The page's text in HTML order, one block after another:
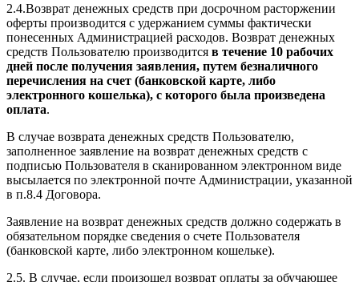
2.4.Возврат денежных средств при досрочном расторжении
оферты производится с удержанием суммы фактически
понесенных Администрацией расходов. Возврат денежных
средств Пользователю производится в течение 10 рабочих
дней после получения заявления, путем безналичного
перечисления на счет (банковской карте, либо
электронного кошелька), с которого была произведена
оплата.
В случае возврата денежных средств Пользователю,
заполненное заявление на возврат денежных средств с
подписью Пользователя в сканированном электронном виде
высылается по электронной почте Администрации, указанной
в п.8.4 Договора.
Заявление на возврат денежных средств должно содержать в
обязательном порядке сведения о счете Пользователя
(банковской карте, либо электронном кошельке).
2.5. В случае, если произошел возврат оплаты за обучающее